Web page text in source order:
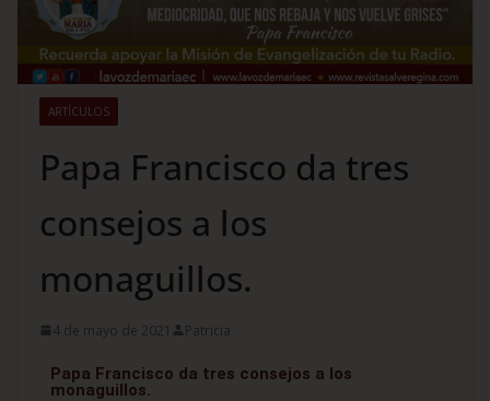
ARTÍCULOS
Papa Francisco da tres
consejos a los
monaguillos.
4 de mayo de 2021 Patricia
Papa Francisco da tres consejos a los
monaguillos.